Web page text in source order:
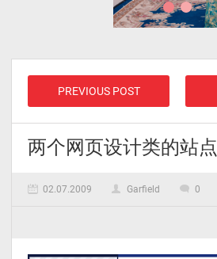
PREVIOUS POST
两个网页设计类的站点
02.07.2009 Garfield 0